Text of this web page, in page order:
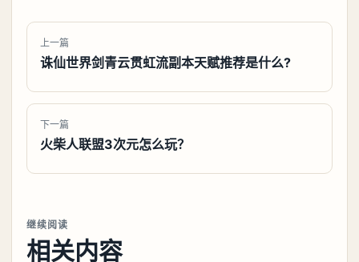
上一篇
诛仙世界剑青云贯虹流副本天赋推荐是什么?
下一篇
火柴人联盟3次元怎么玩？
继续阅读
相关内容